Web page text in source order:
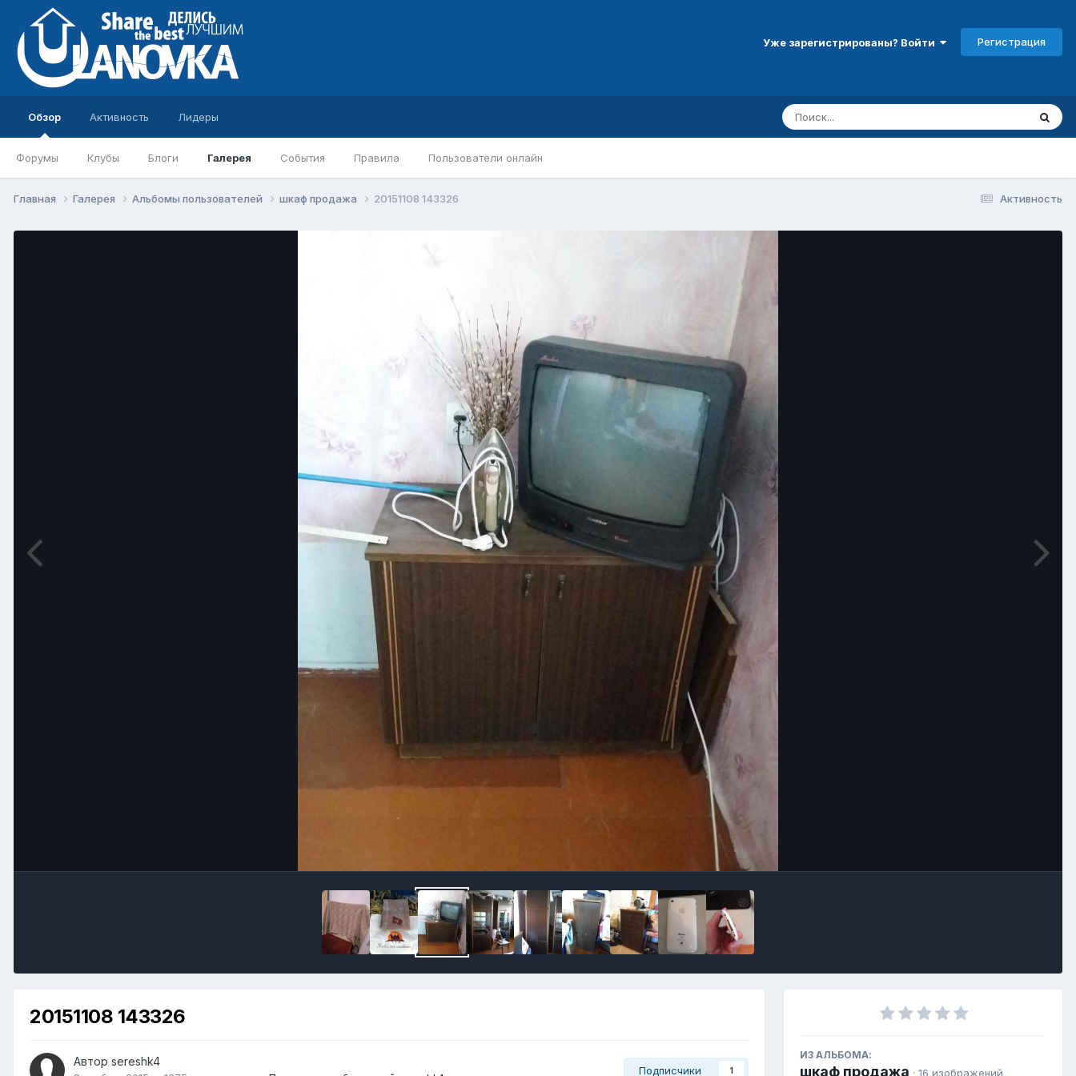
Уже зарегистрированы? Войти Регистрация
Обзор
Форумы Клубы Блоги Галерея События Правила Пользователи онлайн
Активность Лидеры
Активность
Главная Галерея Альбомы пользователей шкаф продажа 20151108 143326
20151108 143326
Автор sereshk4
Подписчики 1
ИЗ АЛЬБОМА:
шкаф продажа · 16 изображений